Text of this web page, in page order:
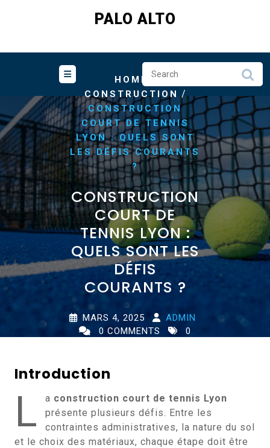
PALO ALTO
HOME /
CONSTRUCTION /
CONSTRUCTION
COURT DE TENNIS
LYON : QUELS SONT
LES DÉFIS COURANTS
?
CONSTRUCTION
COURT DE
TENNIS LYON :
QUELS SONT LES
DÉFIS
COURANTS ?
MARS 4, 2025
ADMIN
0 COMMENTS
0
Introduction
L a construction court de tennis Lyon
présente plusieurs défis. Entre les
contraintes administratives, la nature du sol
et le choix des matériaux, chaque étape doit être